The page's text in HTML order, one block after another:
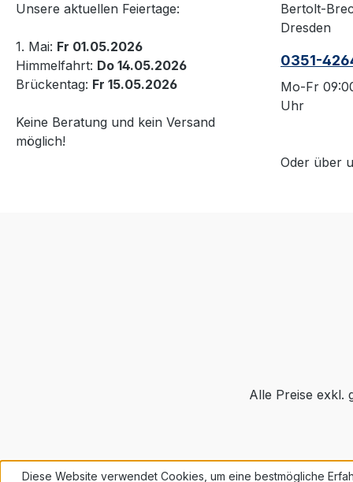
Unsere aktuellen Feiertage:
1. Mai: Fr 01.05.2026
Himmelfahrt: Do 14.05.2026
Brückentag: Fr 15.05.2026
Keine Beratung und kein Versand
möglich!
Bertolt-
Dresden
0351-
Mo-Fr
Uhr
Oder über
Alle Preise exkl.
Diese Website verwendet Cookies, um eine bestmögliche